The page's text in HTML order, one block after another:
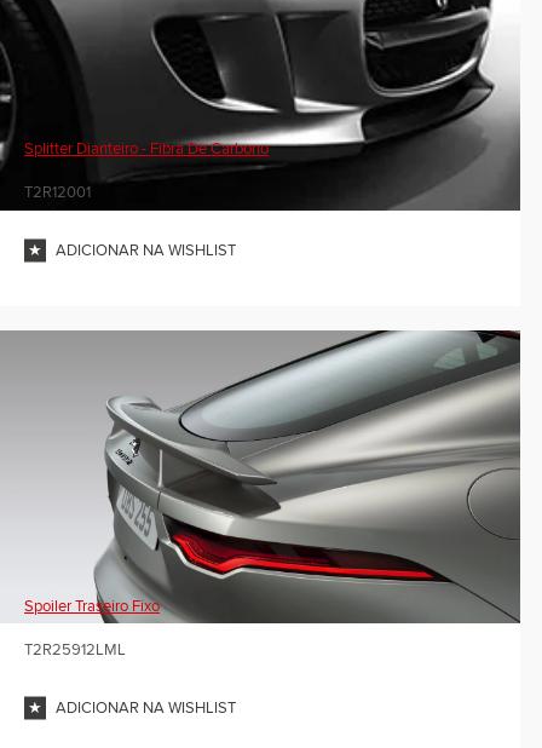
Splitter Dianteiro - Fibra De Carbono
T2R12001
ADICIONAR NA WISHLIST
Spoiler Traseiro Fixo
T2R25912LML
ADICIONAR NA WISHLIST